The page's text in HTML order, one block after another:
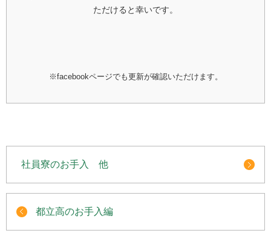
ただけると幸いです。
※facebookページでも更新が確認いただけます。
社員寮のお手入 他
都立高のお手入編